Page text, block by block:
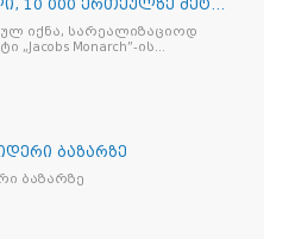
10 000 ერთეულზე მეტი
იქნა, სარეალიზაციოდ
Monarch”-ის
ბაზარზე
ბაზარზე